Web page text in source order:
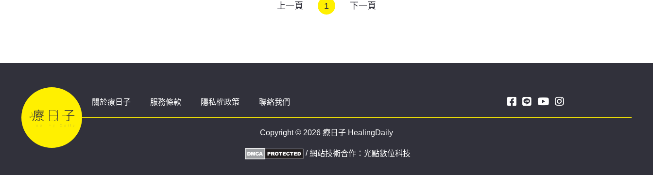
上一頁 1 下一頁
關於療日子 服務條款 隱私權政策 聯絡我們
Copyright © 2026 療日子 HealingDaily
/網站技術合作： 光點數位科技